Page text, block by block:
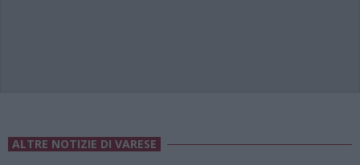
ALTRE NOTIZIE DI VARESE